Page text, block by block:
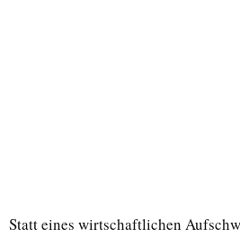
Statt eines wirtschaftlichen